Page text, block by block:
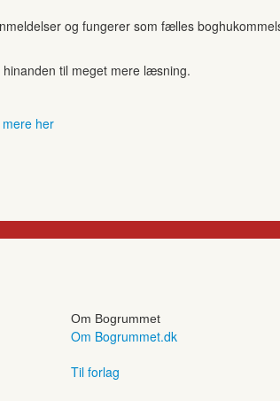
og fungerer som fælles
til meget mere læsning.
her
Om Bogrummet
Om Bogrummet.dk
Til forlag